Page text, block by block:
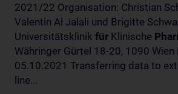
2021/22 Organisation: Christian
Valentin Al Jalali und Brigitte
Universitätsklinik für Klinische
Währinger Gürtel 18-20, 1090 Wien
05.10.2021 Transferring data to
line...